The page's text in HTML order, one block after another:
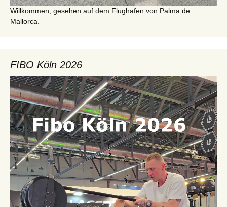
Willkommen; gesehen auf dem Flughafen von Palma de
Mallorca.
FIBO Köln 2026
Video-
Player